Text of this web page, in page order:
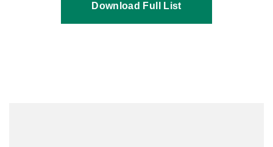
Download Full List